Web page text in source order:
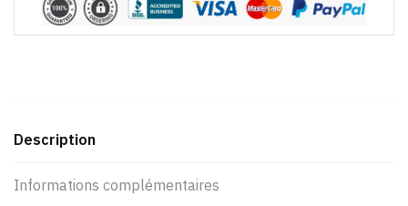
Description
Informations complémentaires